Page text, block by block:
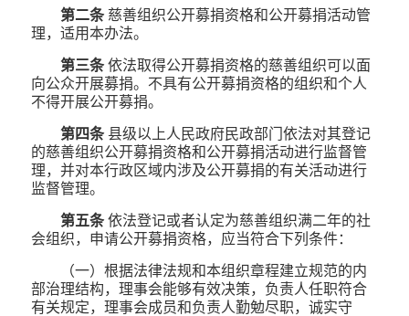
第二条慈善组织公开募捐资格和公开募捐活动管
理，适用本办法。
第三条依法取得公开募捐资格的慈善组织可以面
向公众开展募捐。不具有公开募捐资格的组织和个人
不得开展公开募捐。
第四条县级以上人民政府民政部门依法对其登记
的慈善组织公开募捐资格和公开募捐活动进行监督管
理，并对本行政区域内涉及公开募捐的有关活动进行
监督管理。
第五条依法登记或者认定为慈善组织满二年的社
会组织，申请公开募捐资格，应当符合下列条件：
（一）根据法律法规和本组织章程建立规范的内
部治理结构，理事会能够有效决策，负责人任职符合
有关规定，理事会成员和负责人勤勉尽职，诚实守